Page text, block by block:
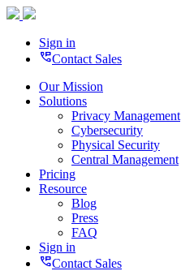
Sign in
perm_phone_msgContact Sales
Our Mission
Solutions
Privacy Management
Cybersecurity
Physical Security
Central Management
Pricing
Resource
Blog
Press
FAQ
Sign in
perm_phone_msgContact Sales